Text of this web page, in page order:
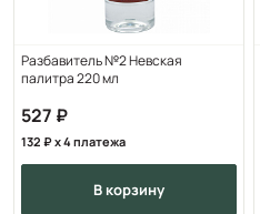
Разбавитель №2 Невская
палитра 220 мл
527
132 x 4 платежа
в корзину